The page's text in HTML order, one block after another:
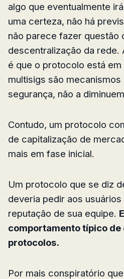
algo que eventualmente
uma certeza, não há
não parece fazer questão
descentralização da rede.
é que o protocolo está em
multisigs são mecanismos
segurança, não a
Contudo, um protocolo
de capitalização de
mais em fase inicial.
Um protocolo que se diz
deveria pedir aos
reputação de sua equipe.
comportamento típico de
protocolos.
Por mais conspiratório